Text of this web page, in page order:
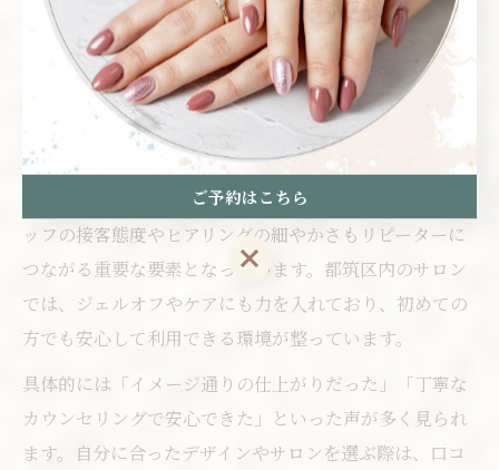
は、幅広い年代の方に支持されています。特に都筑区で
は、オフィス向けの上品なデザインや、シンプルながら
も手元を美しく見せる工夫が施されたアートが選ばれて
います。
口コミを参考にすると、仕上がりの美しさや持ちの良
さ、施術の丁寧さが高評価のポイントです。また、スタ
ッフの接客態度やヒアリングの細やかさもリピーターに
つながる重要な要素となっています。都筑区内のサロン
では、ジェルオフやケアにも力を入れており、初めての
方でも安心して利用できる環境が整っています。
具体的には「イメージ通りの仕上がりだった」「丁寧な
カウンセリングで安心できた」といった声が多く見られ
ます。自分に合ったデザインやサロンを選ぶ際は、口コ
ご予約はこちら
ご予約はこちら